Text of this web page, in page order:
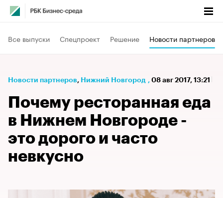
Все выпуски Спецпроект Решение Новости партнеров
Новости партнеров⁠, Нижний Новгород , 08 авг 2017, 13:21
Почему ресторанная еда
в Нижнем Новгороде -
это дорого и часто
невкусно